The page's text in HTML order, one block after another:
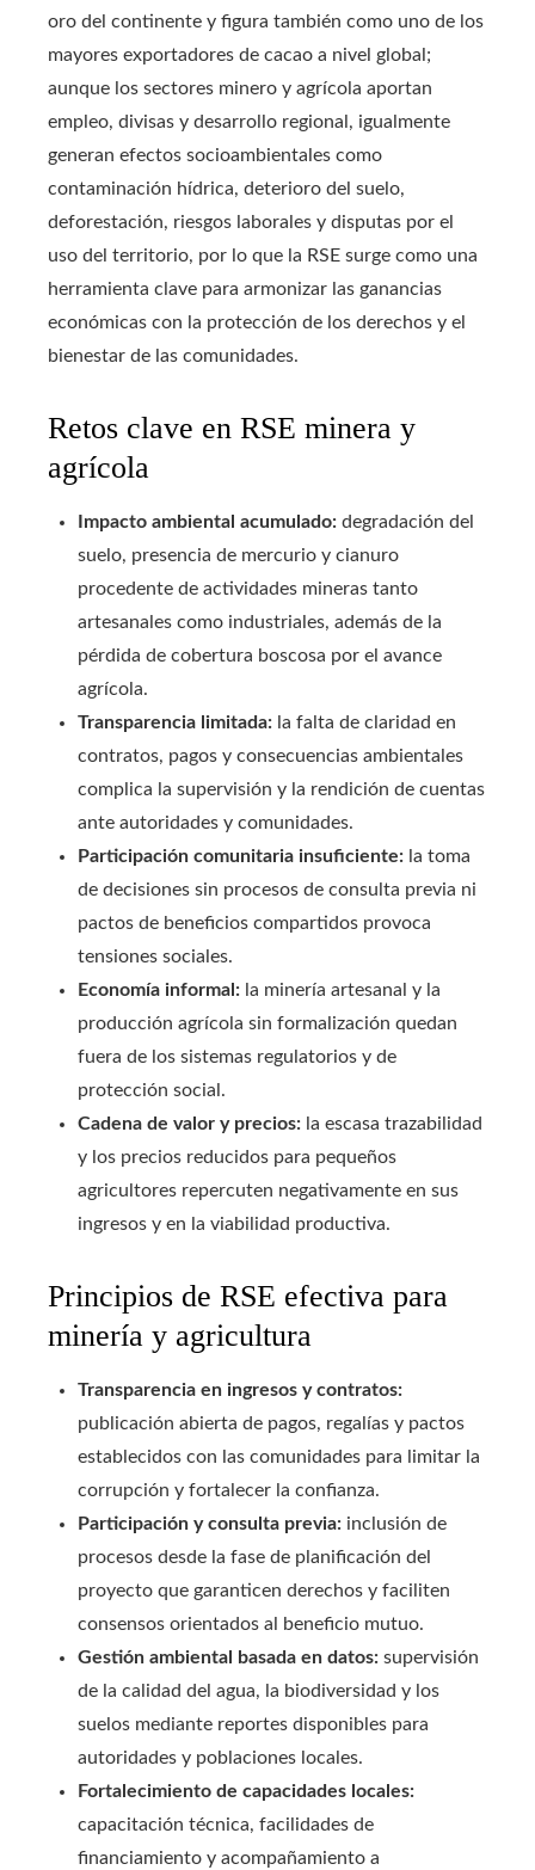
oro del continente y figura también como uno de los
mayores exportadores de cacao a nivel global;
aunque los sectores minero y agrícola aportan
empleo, divisas y desarrollo regional, igualmente
generan efectos socioambientales como
contaminación hídrica, deterioro del suelo,
deforestación, riesgos laborales y disputas por el
uso del territorio, por lo que la RSE surge como una
herramienta clave para armonizar las ganancias
económicas con la protección de los derechos y el
bienestar de las comunidades.
Retos clave en RSE minera y
agrícola
Impacto ambiental acumulado: degradación del
suelo, presencia de mercurio y cianuro
procedente de actividades mineras tanto
artesanales como industriales, además de la
pérdida de cobertura boscosa por el avance
agrícola.
Transparencia limitada: la falta de claridad en
contratos, pagos y consecuencias ambientales
complica la supervisión y la rendición de cuentas
ante autoridades y comunidades.
Participación comunitaria insuficiente: la toma
de decisiones sin procesos de consulta previa ni
pactos de beneficios compartidos provoca
tensiones sociales.
Economía informal: la minería artesanal y la
producción agrícola sin formalización quedan
fuera de los sistemas regulatorios y de
protección social.
Cadena de valor y precios: la escasa trazabilidad
y los precios reducidos para pequeños
agricultores repercuten negativamente en sus
ingresos y en la viabilidad productiva.
Principios de RSE efectiva para
minería y agricultura
Transparencia en ingresos y contratos:
publicación abierta de pagos, regalías y pactos
establecidos con las comunidades para limitar la
corrupción y fortalecer la confianza.
Participación y consulta previa: inclusión de
procesos desde la fase de planificación del
proyecto que garanticen derechos y faciliten
consensos orientados al beneficio mutuo.
Gestión ambiental basada en datos: supervisión
de la calidad del agua, la biodiversidad y los
suelos mediante reportes disponibles para
autoridades y poblaciones locales.
Fortalecimiento de capacidades locales:
capacitación técnica, facilidades de
financiamiento y acompañamiento a